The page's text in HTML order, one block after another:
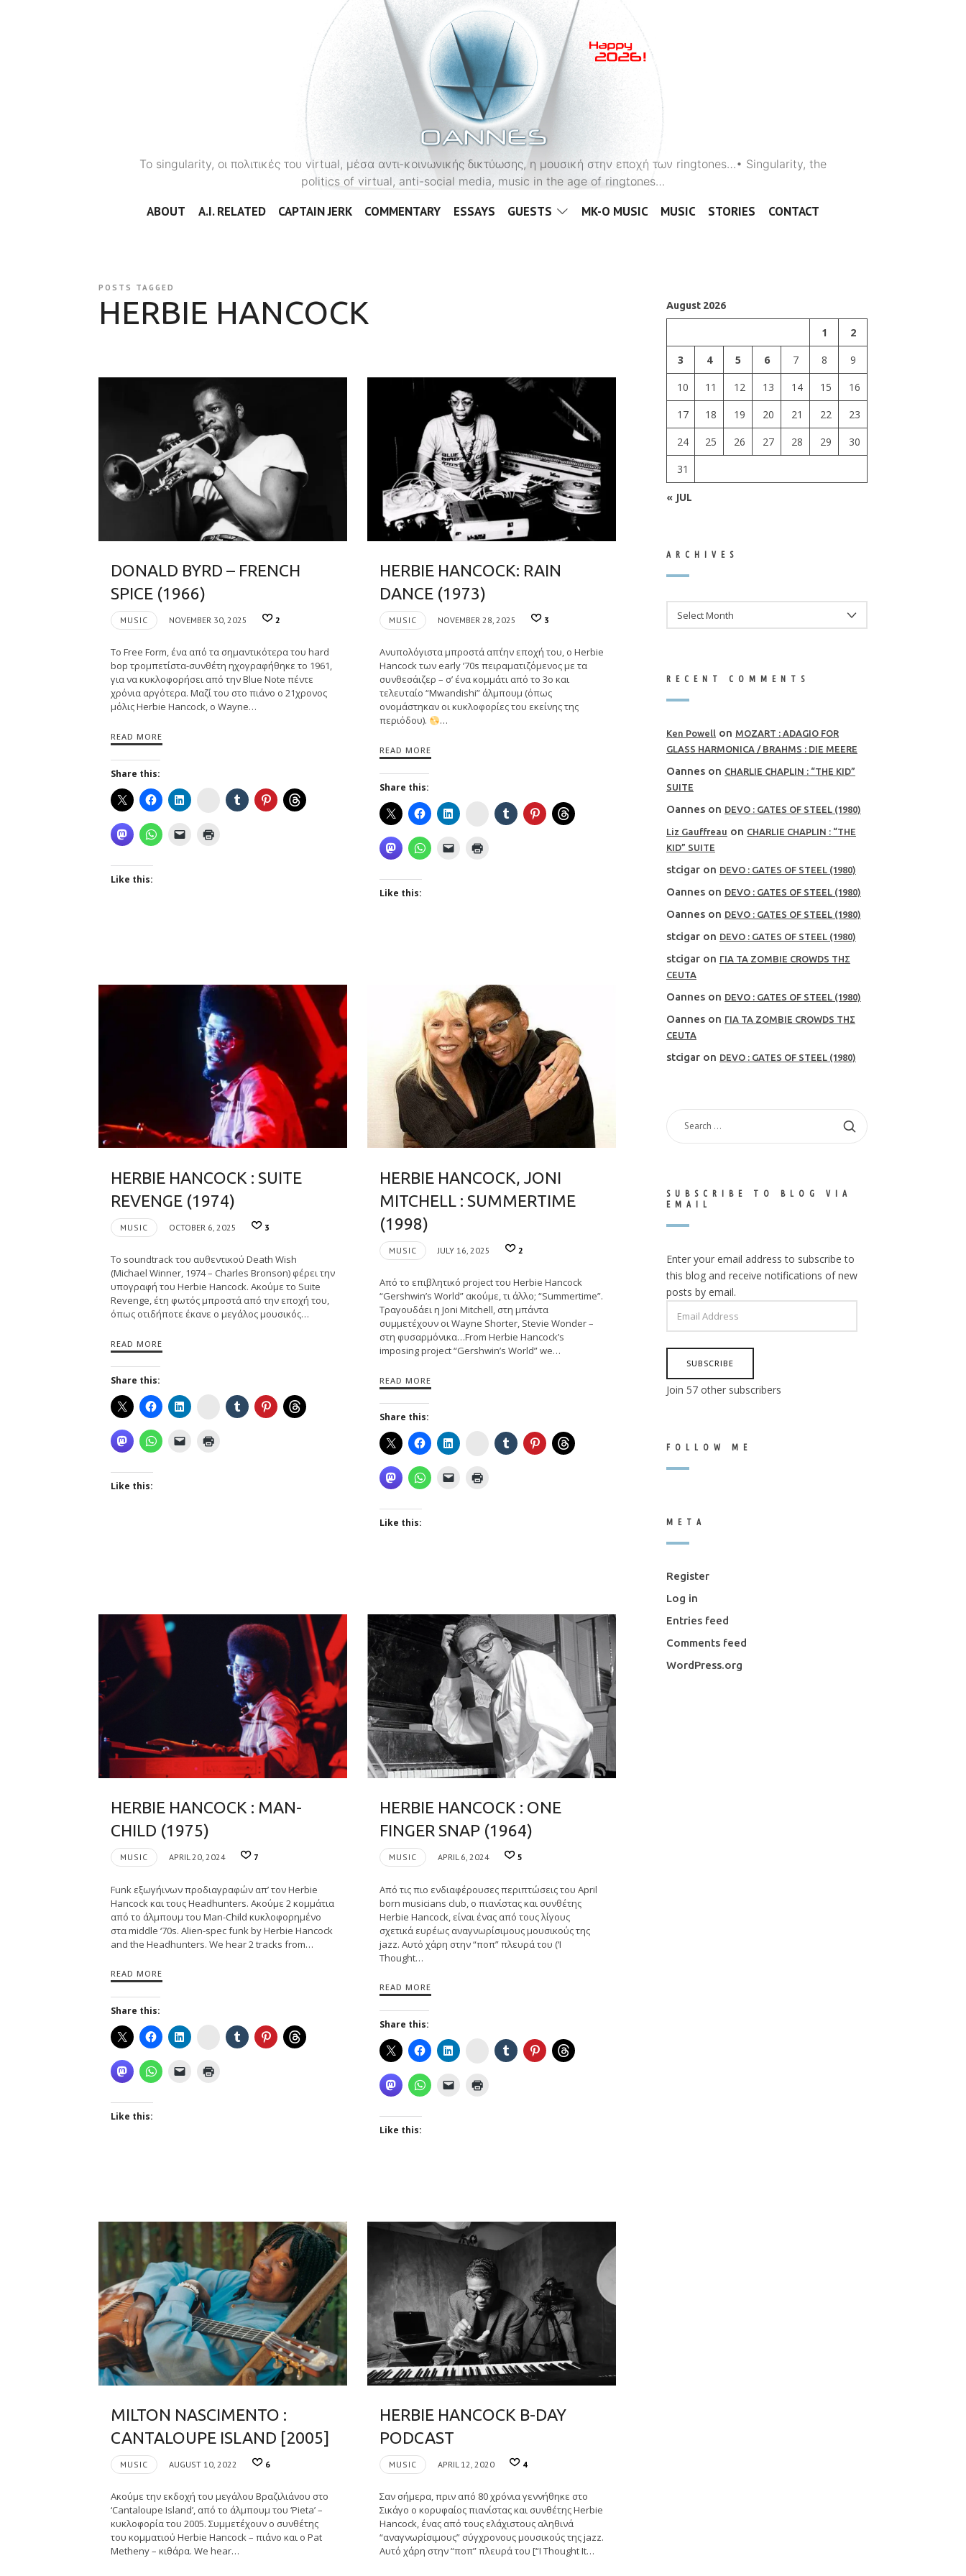
OANNES
To singularity, οι πολιτικές του virtual, μέσα αντι-κοινωνικής δικτύωσης, η μουσική στην εποχή των ringtones…• Singularity, the
politics of virtual, anti-social media, music in the age of ringtones…
ABOUT A.I. RELATED CAPTAIN JERK COMMENTARY ESSAYS GUESTS MK-O MUSIC MUSIC STORIES CONTACT
POSTS TAGGED
HERBIE HANCOCK
DONALD BYRD – FRENCH
SPICE (1966)
MUSIC NOVEMBER 30, 2025 2
Tο Free Form, ένα από τα σημαντικότερα του hard
bop τρομπετίστα-συνθέτη ηχογραφήθηκε το 1961,
για να κυκλοφορήσει από την Blue Note πέντε
χρόνια αργότερα. Μαζί του στο πιάνο ο 21χρονος
μόλις Herbie Hancock, ο Wayne…
READ MORE
Share this:
Instagram
Like this:
HERBIE HANCOCK: RAIN
DANCE (1973)
MUSIC NOVEMBER 28, 2025 3
Ανυπολόγιστα μπροστά απ΄την εποχή του, o Herbie
Hancock των early ’70s πειραματιζόμενος με τα
συνθεσάιζερ – σ’ ένα κομμάτι από το 3ο και
τελευταίο “Mwandishi” άλμπουμ (όπως
ονομάστηκαν οι κυκλοφορίες του εκείνης της
περιόδου).
…
READ MORE
Share this:
Instagram
Like this:
HERBIE HANCOCK : SUITE
REVENGE (1974)
MUSIC OCTOBER 6, 2025 3
Το soundtrack του αυθεντικού Death Wish
(Michael Winner, 1974 – Charles Bronson) φέρει την
υπογραφή του Herbie Hancock. Ακούμε το Suite
Revenge, έτη φωτός μπροστά από την εποχή του,
όπως οτιδήποτε έκανε ο μεγάλος μουσικός…
READ MORE
Share this:
Instagram
Like this:
HERBIE HANCOCK, JONI
MITCHELL : SUMMERTIME
(1998)
MUSIC JULY 16, 2025 2
Από το επιβλητικό project του Herbie Hancock
“Gershwin’s World” ακούμε, τι άλλο; “Summertime”.
Τραγουδάει η Joni Mitchell, στη μπάντα
συμμετέχουν οι Wayne Shorter, Stevie Wonder –
στη φυσαρμόνικα…From Herbie Hancock’s
imposing project “Gershwin’s World” we…
READ MORE
Share this:
Instagram
Like this:
HERBIE HANCOCK : MAN-
CHILD (1975)
MUSIC APRIL 20, 2024 7
Funk εξωγήινων προδιαγραφών απ’ τον Herbie
Hancock και τους Headhunters. Ακούμε 2 κομμάτια
από το άλμπουμ του Man-Child κυκλοφορημένο
στα middle ‘70s. Alien-spec funk by Herbie Hancock
and the Headhunters. We hear 2 tracks from…
READ MORE
Share this:
Instagram
Like this:
HERBIE HANCOCK : ONE
FINGER SNAP (1964)
MUSIC APRIL 6, 2024 5
Από τις πιο ενδιαφέρουσες περιπτώσεις του April
born musicians club, ο πιανίστας και συνθέτης
Herbie Hancock, είναι ένας από τους λίγους
σχετικά ευρέως αναγνωρίσιμους μουσικούς της
jazz. Αυτό χάρη στην “ποπ” πλευρά του (‘I
Thought…
READ MORE
Share this:
Instagram
Like this:
MILTON NASCIMENTO :
CANTALOUPE ISLAND [2005]
MUSIC AUGUST 10, 2022 6
Ακούμε την εκδοχή του μεγάλου Βραζιλιάνου στο
‘Cantaloupe Island’, από το άλμπουμ του ‘Pieta’ –
κυκλοφορία του 2005. Συμμετέχουν ο συνθέτης
του κομματιού Herbie Hancock – πιάνο και ο Pat
Metheny – κιθάρα. We hear…
HERBIE HANCOCK B-DAY
PODCAST
MUSIC APRIL 12, 2020 4
Σαν σήμερα, πριν από 80 χρόνια γεννήθηκε στο
Σικάγο ο κορυφαίος πιανίστας και συνθέτης Herbie
Hancock, ένας από τους ελάχιστους αληθινά
“αναγνωρίσιμους” σύγχρονους μουσικούς της jazz.
Αυτό χάρη στην “ποπ” πλευρά του [“I Thought It…
August 2026
1
2
3
4 5 6 7 8
9
10
11 12 13 14 15
16
17
18 19 20 21 22
23
24
25 26 27 28 29
30
31
« JUL
ARCHIVES
RECENT COMMENTS
Ken Powell on MOZART : ADAGIO FOR
GLASS HARMONICA / BRAHMS : DIE MEERE
Oannes on CHARLIE CHAPLIN : “THE KID”
SUITE
Oannes on DEVO : GATES OF STEEL (1980)
Liz Gauffreau on CHARLIE CHAPLIN : “THE
KID” SUITE
stcigar on DEVO : GATES OF STEEL (1980)
Oannes on DEVO : GATES OF STEEL (1980)
Oannes on DEVO : GATES OF STEEL (1980)
stcigar on DEVO : GATES OF STEEL (1980)
stcigar on ΓΙΑ ΤΑ ZOMBIE CROWDS ΤΗΣ
CEUTA
Oannes on DEVO : GATES OF STEEL (1980)
Oannes on ΓΙΑ ΤΑ ZOMBIE CROWDS ΤΗΣ
CEUTA
stcigar on DEVO : GATES OF STEEL (1980)
SEARCH
SUBSCRIBE TO BLOG VIA
EMAIL
Enter your email address to subscribe to
this blog and receive notifications of new
posts by email.
ADDRESS
SUBSCRIBE
Join 57 other subscribers
FOLLOW ME
META
Register
Log in
Entries feed
Comments feed
WordPress.org